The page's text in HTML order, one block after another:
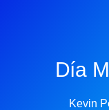
Día
Kevin